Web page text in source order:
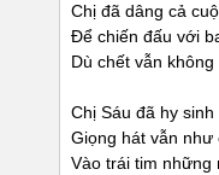
Chị đã dâng cả
Để chiến đấu với
Dù chết vẫn
Chị Sáu đã hy sinh
Giọng hát vẫn như
Vào trái tim những